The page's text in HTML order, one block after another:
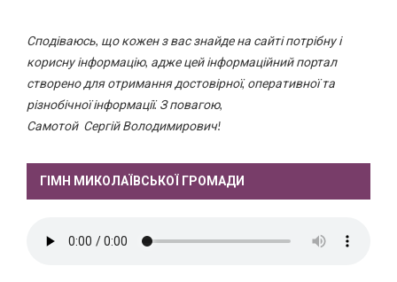
Сподіваюсь, що кожен з вас знайде на сайті потрібну і
корисну інформацію, адже цей інформаційний портал
створено для отримання достовірної, оперативної та
різнобічної інформації. З повагою,
Самотой Сергій Володимирович!
ГІМН МИКОЛАЇВСЬКОЇ ГРОМАДИ